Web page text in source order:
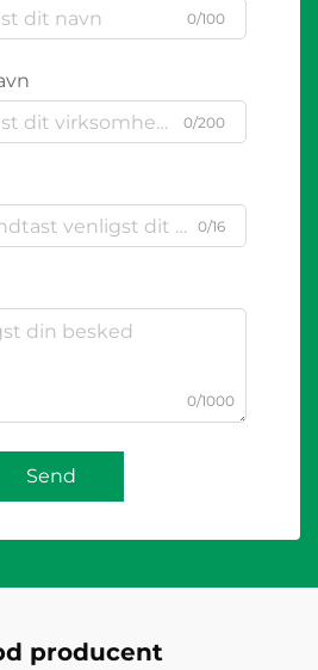
0/100
0/200
0/16
0/1000
Send
producent